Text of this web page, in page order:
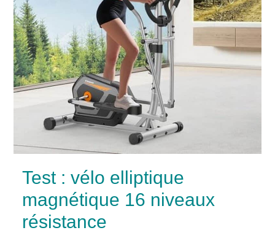
Test : vélo elliptique
magnétique 16 niveaux
résistance